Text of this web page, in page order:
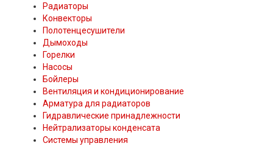
Радиаторы
Конвекторы
Полотенцесушители
Дымоходы
Горелки
Насосы
Бойлеры
Вентиляция и кондиционирование
Арматура для радиаторов
Гидравлические принадлежности
Нейтрализаторы конденсата
Системы управления